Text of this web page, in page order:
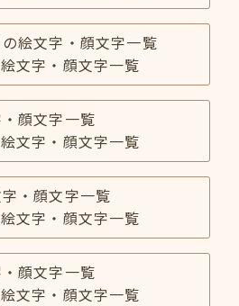
絵文字・顔文字一覧
文字・顔文字一覧
顔文字一覧
文字・顔文字一覧
・顔文字一覧
文字・顔文字一覧
顔文字一覧
文字・顔文字一覧